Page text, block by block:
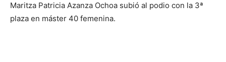
Maritza Patricia Azanza Ochoa subió al podio con la 3ª
plaza en máster 40 femenina.